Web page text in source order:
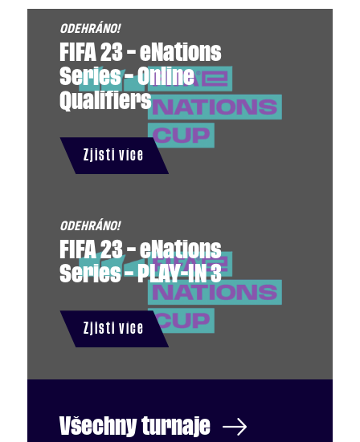
FIFA 23 – eNations
Series – Online
Qualifiers
Zjisti více
FIFA 23 – eNations
Series – PLAY-IN 3
Zjisti více
Všechnyturnaje